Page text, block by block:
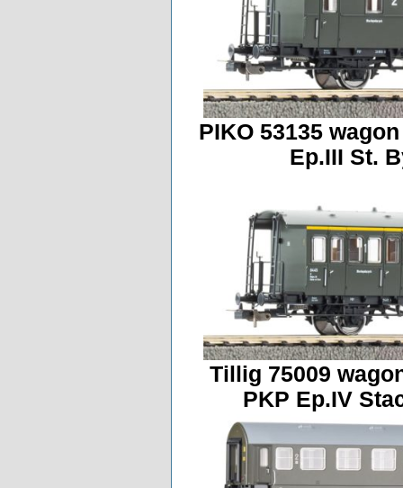
PIKO 53135
Ep.III St.
Tillig 75009
PKP Ep.IV